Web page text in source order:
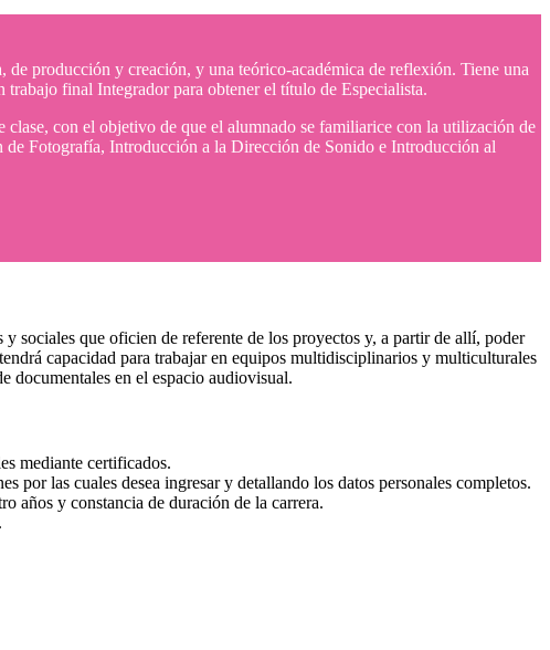
producción y creación, y una teórico-académica de reflexión. Tiene una
final Integrador para obtener el título de Especialista.
con el objetivo de que el alumnado se familiarice con la utilización de
de Fotografía, Introducción a la Dirección de Sonido e Introducción al
sociales que oficien de referente de los proyectos y, a partir de allí, poder
capacidad para trabajar en equipos multidisciplinarios y multiculturales
documentales en el espacio audiovisual.
mediante certificados.
las cuales desea ingresar y detallando los datos personales completos.
años y constancia de duración de la carrera.